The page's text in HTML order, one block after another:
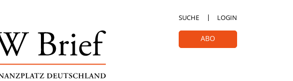
SUCHE LOGIN
ABO